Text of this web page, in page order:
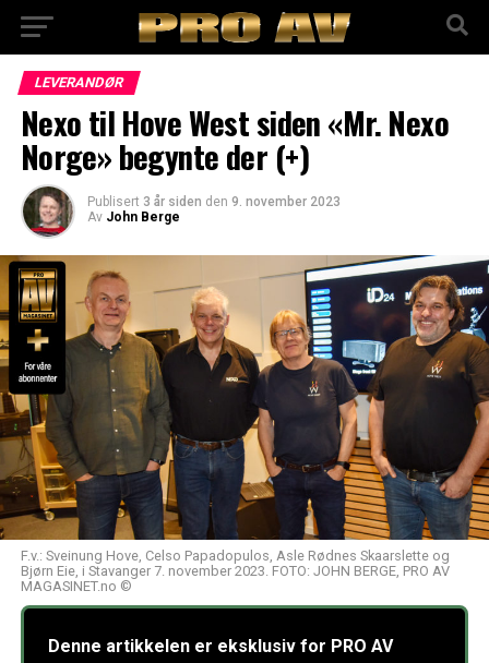
LEVERANDØR
Nexo til Hove West siden «Mr. Nexo
Norge» begynte der (+)
Publisert 3 år siden den 9. november 2023
Av John Berge
F.v.: Sveinung Hove, Celso Papadopulos, Asle Rødnes Skaarslette og
Bjørn Eie, i Stavanger 7. november 2023. FOTO: JOHN BERGE, PRO AV
MAGASINET.no ©
Denne artikkelen er eksklusiv for PRO AV